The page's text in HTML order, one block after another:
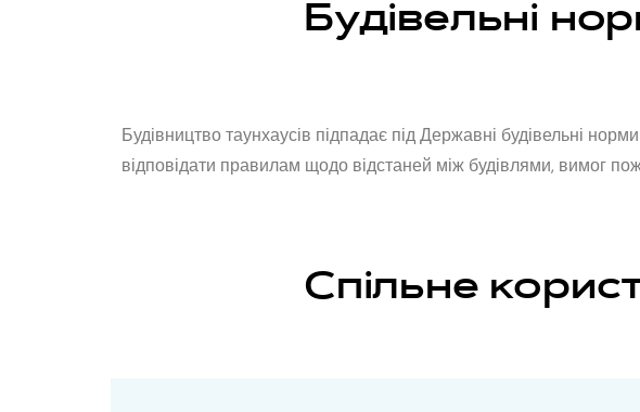
Будівельні
Будівництво таунхаусів підпадає під Державні будівельні
відповідати правилам щодо відстаней між будівлями, вимог
Спільне